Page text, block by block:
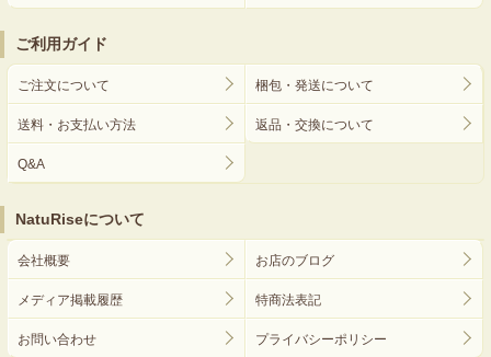
ご利用ガイド
ご注文について 梱包・発送について
送料・お支払い方法 返品・交換について
Q&A
NatuRiseについて
会社概要 お店のブログ
メディア掲載履歴 特商法表記
お問い合わせ プライバシーポリシー